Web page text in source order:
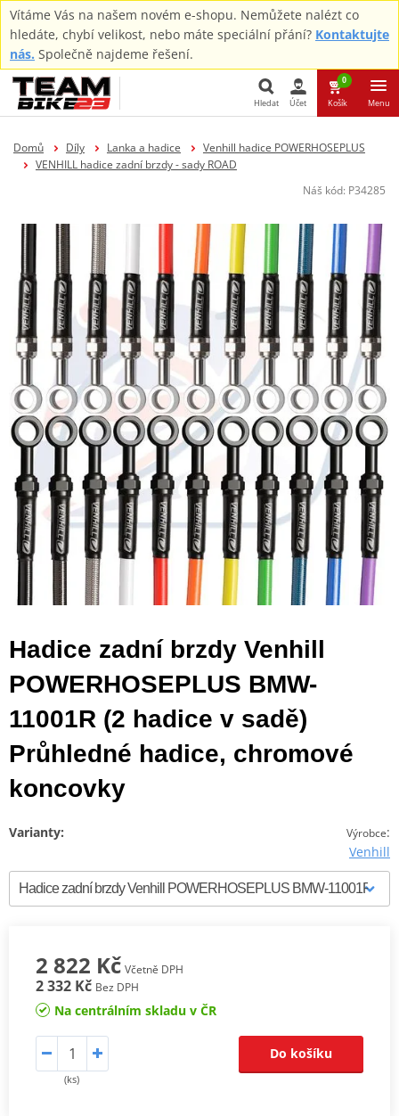
Vítáme Vás na našem novém e-shopu. Nemůžete nalézt co
hledáte, chybí velikost, nebo máte speciální přání? Kontaktujte
nás. Společně najdeme řešení.
Hledat
Hledat Účet
0
Košík Menu
Domů Díly Lanka a hadice
Venhill hadice POWERHOSEPLUS
VENHILL hadice zadní brzdy - sady ROAD
Náš kód: P34285
Hadice zadní brzdy Venhill
POWERHOSEPLUS BMW-
11001R (2 hadice v sadě)
Průhledné hadice, chromové
koncovky
Výrobce:
Venhill
Varianty:
2 822 Kč Včetně DPH
2 332 Kč Bez DPH
Na centrálním skladu v ČR
(ks)
Do košíku